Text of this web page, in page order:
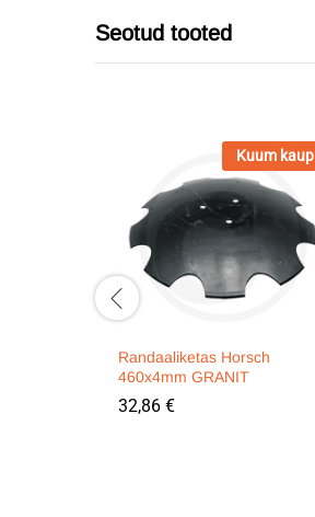
Seotud tooted
Kuum kaup
Randaaliketas Horsch
460x4mm GRANIT
32,86 €